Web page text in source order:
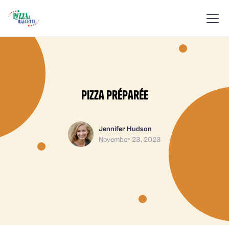
Pizza préparée
Jennifer Hudson
November 23, 2023